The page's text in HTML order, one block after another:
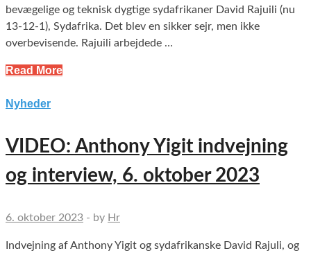
bevægelige og teknisk dygtige sydafrikaner David Rajuili (nu
13-12-1), Sydafrika. Det blev en sikker sejr, men ikke
overbevisende. Rajuili arbejdede …
Read More
Nyheder
VIDEO: Anthony Yigit indvejning
og interview, 6. oktober 2023
6. oktober 2023 - by Hr
Indvejning af Anthony Yigit og sydafrikanske David Rajuli, og